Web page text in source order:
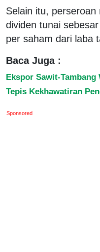
Selain itu,
dividen tunai
per saham dari laba
Baca Juga :
Ekspor Sawit-Tambang
Tepis Kekhawatiran
Sponsored